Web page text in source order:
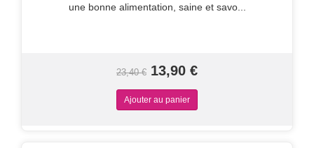
une bonne alimentation, saine et savo...
23,40 € 13,90 €